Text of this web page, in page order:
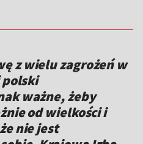
z wielu zagrożeń w
ważne, żeby
od wielkości i
nie jest